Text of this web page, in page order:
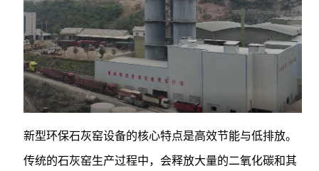
新型环保石灰窑设备的核心特点是高效节能与低排放。
传统的石灰窑生产过程中，会释放大量的二氧化碳和其